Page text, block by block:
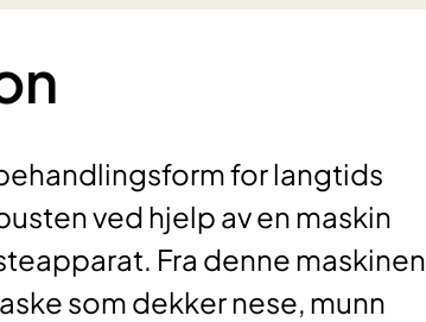
for langtids
ved hjelp av en maskin
Fra denne maskinen
som dekker nese, munn